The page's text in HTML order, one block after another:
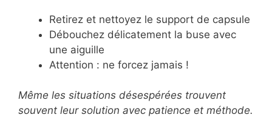
Retirez et nettoyez le support de capsule
Débouchez délicatement la buse avec
une aiguille
Attention : ne forcez jamais !
Même les situations désespérées trouvent
souvent leur solution avec patience et méthode.